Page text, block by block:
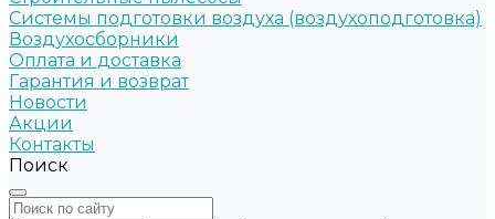
Системы подготовки воздуха (воздухоподготовка)
Воздухосборники
Оплата и доставка
Гарантия и возврат
Новости
Акции
Контакты
Поиск